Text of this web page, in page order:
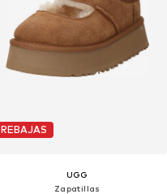
REBAJAS
UGG
Zapatillas